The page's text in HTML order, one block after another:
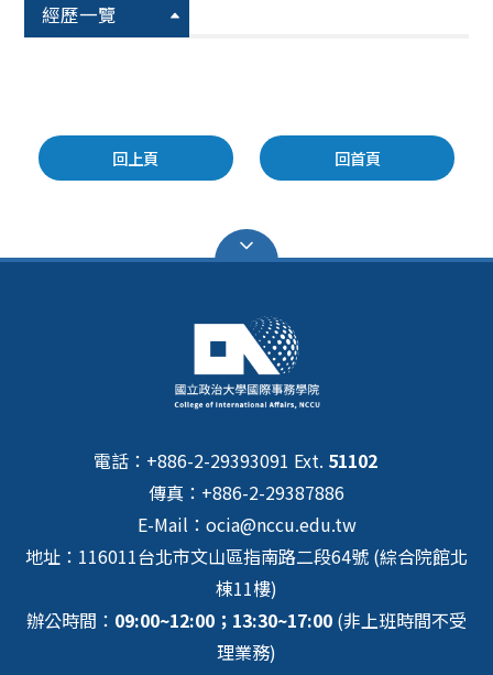
經歷一覽
回上頁 回首頁
電話：+886-2-29393091 Ext. 51102
傳真：+886-2-29387886
E-Mail：ocia@nccu.edu.tw
地址：116011台北市文山區指南路二段64號 (綜合院館北
棟11樓)
辦公時間： 09:00~12:00；13:30~17:00 (非上班時間不受
理業務)